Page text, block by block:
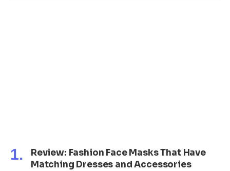
Review: Fashion Face Masks That Have
Matching Dresses and Accessories